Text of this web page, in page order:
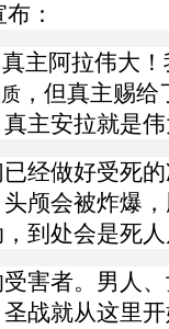
：
主阿拉伟大！
，但真主赐
主安拉就是
经做好受死
颅会被炸爆
到处会是死
害者。男人
战就从这里